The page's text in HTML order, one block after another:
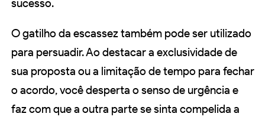
sucesso.
O gatilho da escassez também pode ser utilizado
para persuadir. Ao destacar a exclusividade de
sua proposta ou a limitação de tempo para fechar
o acordo, você desperta o senso de urgência e
faz com que a outra parte se sinta compelida a